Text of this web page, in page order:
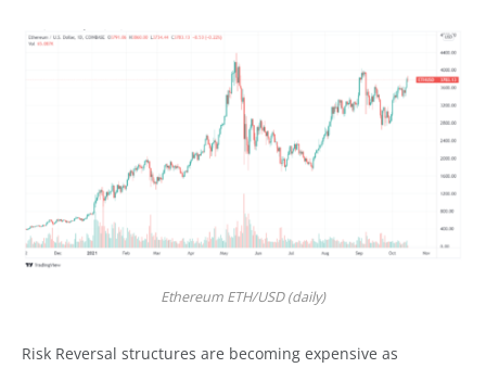
Ethereum ETH/USD (daily)
Risk Reversal structures are becoming expensive as